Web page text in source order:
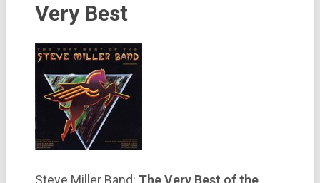
Very Best
Steve Miller Band: The Very Best of the